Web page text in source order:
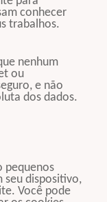
conhecer
trabalhos.
nenhum
ou
e não
dos dados.
pequenos
seu dispositivo,
Você pode